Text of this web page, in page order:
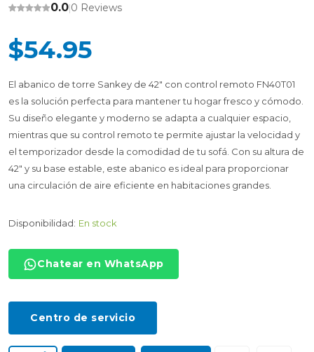
0.0|0 Reviews
$54.95
El abanico de torre Sankey de 42" con control remoto FN40T01
es la solución perfecta para mantener tu hogar fresco y cómodo.
Su diseño elegante y moderno se adapta a cualquier espacio,
mientras que su control remoto te permite ajustar la velocidad y
el temporizador desde la comodidad de tu sofá. Con su altura de
42" y su base estable, este abanico es ideal para proporcionar
una circulación de aire eficiente en habitaciones grandes.
Disponibilidad: En stock
Chatear en WhatsApp
Centro de servicio